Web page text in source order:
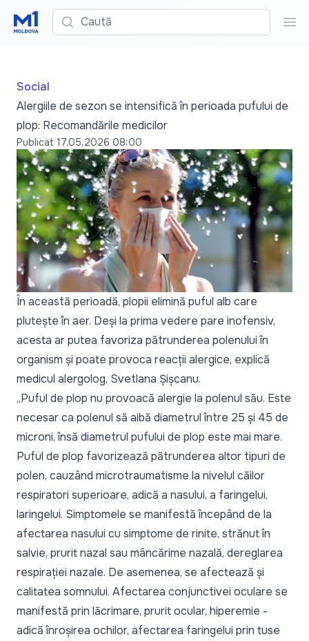
Caută
Social
Alergiile de sezon se intensifică în perioada pufului de
plop: Recomandările medicilor
Publicat 17.05.2026 08:00
În această perioadă, plopii elimină puful alb care
plutește în aer. Deși la prima vedere pare inofensiv,
acesta ar putea favoriza pătrunderea polenului în
organism și poate provoca reacții alergice, explică
medicul alergolog, Svetlana Șișcanu.
„Puful de plop nu provoacă alergie la polenul său. Este
necesar ca polenul să aibă diametrul între 25 și 45 de
microni, însă diametrul pufului de plop este mai mare.
Puful de plop favorizează pătrunderea altor tipuri de
polen, cauzând microtraumatisme la nivelul căilor
respiratori superioare, adică a nasului, a faringelui,
laringelui. Simptomele se manifestă începând de la
afectarea nasului cu simptome de rinite, strănut în
salvie, prurit nazal sau mâncărime nazală, dereglarea
respirației nazale. De asemenea, se afectează și
calitatea somnului. Afectarea conjunctivei oculare se
manifestă prin lăcrimare, prurit ocular, hiperemie -
adică înroșirea ochilor, afectarea faringelui prin tuse